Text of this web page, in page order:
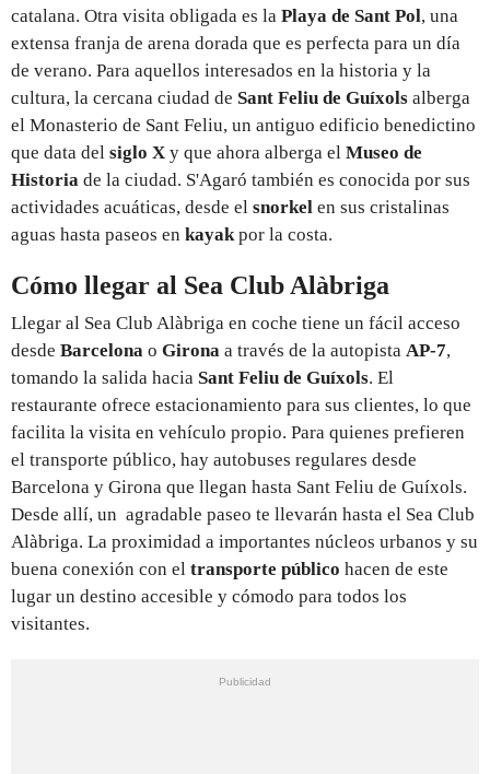
catalana. Otra visita obligada es la Playa de Sant Pol, una
extensa franja de arena dorada que es perfecta para un día
de verano. Para aquellos interesados en la historia y la
cultura, la cercana ciudad de Sant Feliu de Guíxols alberga
el Monasterio de Sant Feliu, un antiguo edificio benedictino
que data del siglo X y que ahora alberga el Museo de
Historia de la ciudad. S'Agaró también es conocida por sus
actividades acuáticas, desde el snorkel en sus cristalinas
aguas hasta paseos en kayakpor la costa.
Cómo llegar al Sea Club Alàbriga
Llegar al Sea Club Alàbriga en coche tiene un fácil acceso
desde Barcelona o Girona a través de la autopista AP-7,
tomando la salida hacia Sant Feliu de Guíxols. El
restaurante ofrece estacionamiento para sus clientes, lo que
facilita la visita en vehículo propio. Para quienes prefieren
el transporte público, hay autobuses regulares desde
Barcelona y Girona que llegan hasta Sant Feliu de Guíxols.
Desde allí, un agradable paseo te llevarán hasta el Sea Club
Alàbriga. La proximidad a importantes núcleos urbanos y su
buena conexión con el transporte público hacen de este
lugar un destino accesible y cómodo para todos los
visitantes.